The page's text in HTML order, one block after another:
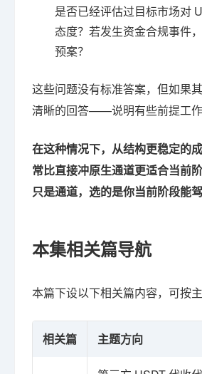
是否已经评估过目标市场对
态度？若发生资金合规事件
预案？
这些问题没有标准答案，但如果
清晰的回答——说明有些前提工作
在这种情况下，从结构更稳定的
常比直接冲原生通道更适合当前
只是通道，选的是你当前阶段能
本集相关篇导航
本篇下设以下相关篇内容，可按主
相关篇 主题方向